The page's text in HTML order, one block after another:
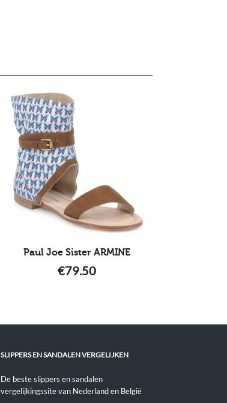
Paul Joe Sister ARMINE
€79.50
SLIPPERS EN SANDALEN VERGELIJKEN
De beste slippers en sandalen
vergelijkingssite van Nederland en België